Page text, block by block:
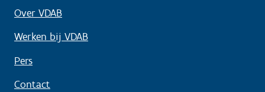
Over VDAB
Werken bij VDAB
Pers
Contact